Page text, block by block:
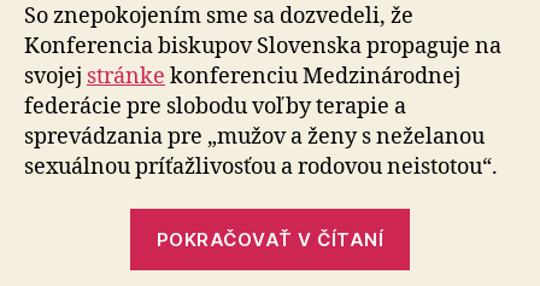
duševné
zdravie
SR
iniciatíve
So znepokojením sme sa dozvedeli, že
Konferencia biskupov Slovenska propaguje na
svojej stránke konferenciu Medzinárodnej
federácie pre slobodu voľby terapie a
sprevádzania pre „mužov a ženy s neželanou
sexuálnou príťažlivosťou a rodovou neistotou“.
POKRAČOVAŤ V ČÍTANÍ